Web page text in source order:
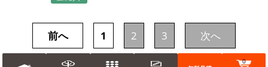
前へ 1 2 3 次へ
0